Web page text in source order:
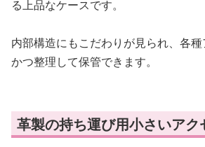
る上品なケースです。
内部構造にもこだわりが見られ、各
かつ整理して保管できます。
革製の持ち運び用小さいアク